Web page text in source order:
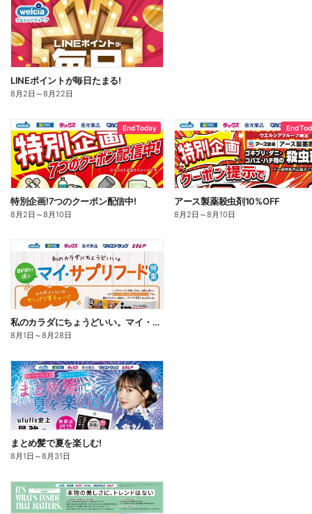
LINEポイントが毎日たまる!
8月2日 ～8月22日
End Today
特別企画!7つのクーポン配信中!
8月2日 ～8月10日
End
アース製薬殺虫剤10%OFF
8月2日 ～8月10日
私のカラダにちょうどいい。マイ・サプリフード
8月1日 ～8月28日
まとめ髪で夏を楽しむ!
8月1日 ～8月31日